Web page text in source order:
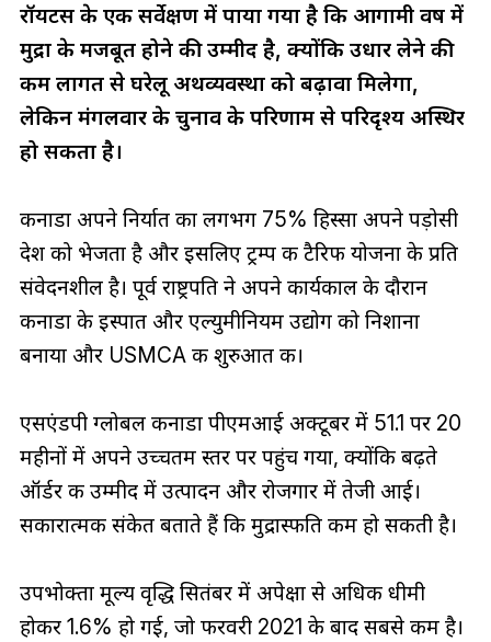
रॉयटर्स के एक सर्वेक्षण में पाया गया है कि आगामी वर्ष में
मुद्रा के मजबूत होने की उम्मीद है, क्योंकि उधार लेने की
कम लागत से घरेलू अर्थव्यवस्था को बढ़ावा मिलेगा,
लेकिन मंगलवार के चुनाव के परिणाम से परिदृश्य अस्थिर
हो सकता है।
कनाडा अपने निर्यात का लगभग 75% हिस्सा अपने पड़ोसी
देश को भेजता है और इसलिए ट्रम्प की टैरिफ योजना के प्रति
संवेदनशील है। पूर्व राष्ट्रपति ने अपने कार्यकाल के दौरान
कनाडा के इस्पात और एल्युमीनियम उद्योग को निशाना
बनाया और USMCA की शुरुआत की।
एसएंडपी ग्लोबल कनाडा पीएमआई अक्टूबर में 51.1 पर 20
महीनों में अपने उच्चतम स्तर पर पहुंच गया, क्योंकि बढ़ते
ऑर्डर की उम्मीद में उत्पादन और रोजगार में तेजी आई।
सकारात्मक संकेत बताते हैं कि मुद्रास्फीति कम हो सकती है।
उपभोक्ता मूल्य वृद्धि सितंबर में अपेक्षा से अधिक धीमी
होकर 1.6% हो गई, जो फरवरी 2021 के बाद सबसे कम है।